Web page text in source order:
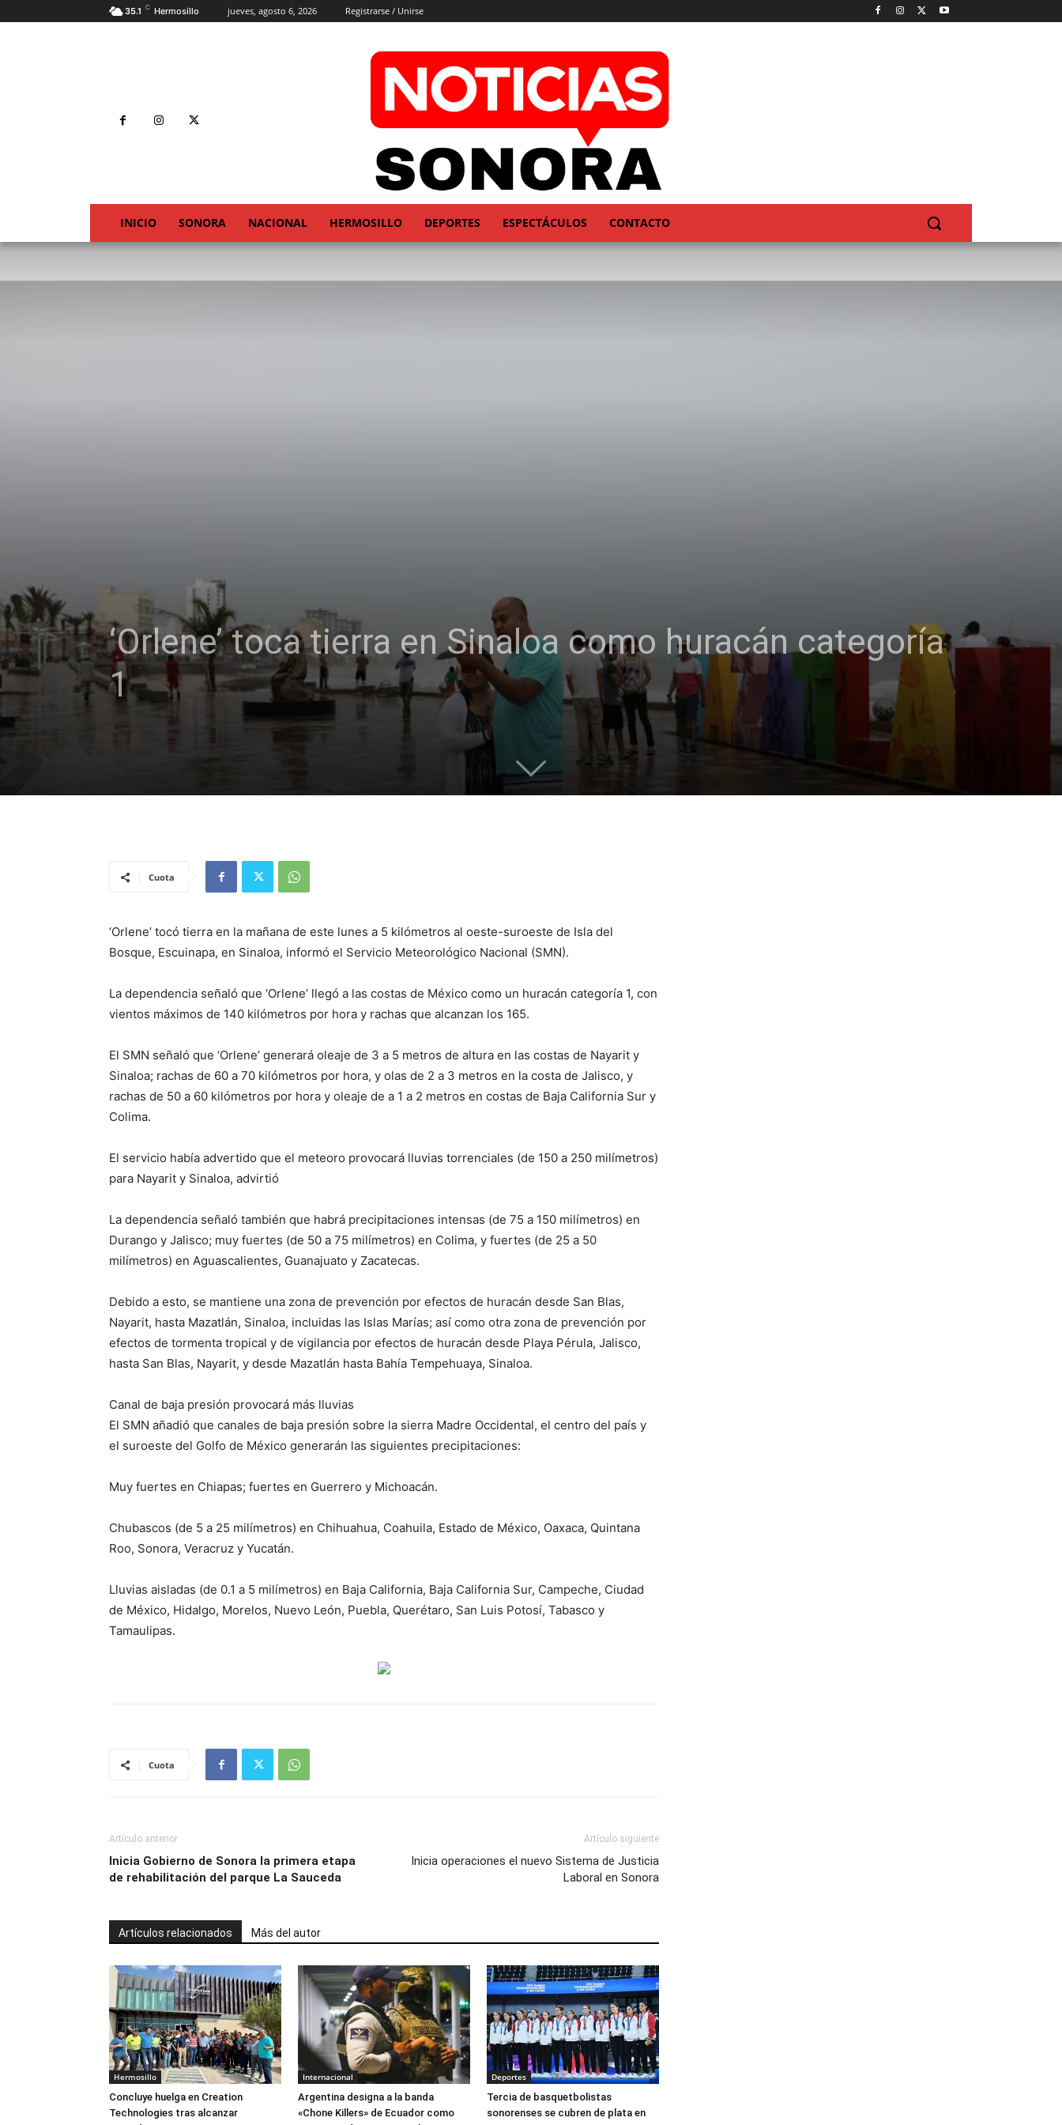
35.1 C Hermosillo jueves, agosto 6, 2026 Registrarse / Unirse
INICIO SONORA NACIONAL HERMOSILLO DEPORTES ESPECTÁCULOS CONTACTO
‘Orlene’ toca tierra en Sinaloa como huracán categoría
1
Cuota
‘Orlene’ tocó tierra en la mañana de este lunes a 5 kilómetros al oeste-suroeste de Isla del
Bosque, Escuinapa, en Sinaloa, informó el Servicio Meteorológico Nacional (SMN).
La dependencia señaló que ‘Orlene’ llegó a las costas de México como un huracán categoría 1, con
vientos máximos de 140 kilómetros por hora y rachas que alcanzan los 165.
El SMN señaló que ‘Orlene’ generará oleaje de 3 a 5 metros de altura en las costas de Nayarit y
Sinaloa; rachas de 60 a 70 kilómetros por hora, y olas de 2 a 3 metros en la costa de Jalisco, y
rachas de 50 a 60 kilómetros por hora y oleaje de a 1 a 2 metros en costas de Baja California Sur y
Colima.
El servicio había advertido que el meteoro provocará lluvias torrenciales (de 150 a 250 milímetros)
para Nayarit y Sinaloa, advirtió
La dependencia señaló también que habrá precipitaciones intensas (de 75 a 150 milímetros) en
Durango y Jalisco; muy fuertes (de 50 a 75 milímetros) en Colima, y fuertes (de 25 a 50
milímetros) en Aguascalientes, Guanajuato y Zacatecas.
Debido a esto, se mantiene una zona de prevención por efectos de huracán desde San Blas,
Nayarit, hasta Mazatlán, Sinaloa, incluidas las Islas Marías; así como otra zona de prevención por
efectos de tormenta tropical y de vigilancia por efectos de huracán desde Playa Pérula, Jalisco,
hasta San Blas, Nayarit, y desde Mazatlán hasta Bahía Tempehuaya, Sinaloa.
Canal de baja presión provocará más lluvias
El SMN añadió que canales de baja presión sobre la sierra Madre Occidental, el centro del país y
el suroeste del Golfo de México generarán las siguientes precipitaciones:
Muy fuertes en Chiapas; fuertes en Guerrero y Michoacán.
Chubascos (de 5 a 25 milímetros) en Chihuahua, Coahuila, Estado de México, Oaxaca, Quintana
Roo, Sonora, Veracruz y Yucatán.
Lluvias aisladas (de 0.1 a 5 milímetros) en Baja California, Baja California Sur, Campeche, Ciudad
de México, Hidalgo, Morelos, Nuevo León, Puebla, Querétaro, San Luis Potosí, Tabasco y
Tamaulipas.
Cuota
Artículo anterior
Inicia Gobierno de Sonora la primera etapa
de rehabilitación del parque La Sauceda
Artículo siguiente
Inicia operaciones el nuevo Sistema de Justicia
Laboral en Sonora
Artículos relacionados Más del autor
Hermosillo
Concluye huelga en Creation
Technologies tras alcanzar
Internacional
Argentina designa a la banda
«Chone Killers» de Ecuador como
Deportes
Tercia de basquetbolistas
sonorenses se cubren de plata en